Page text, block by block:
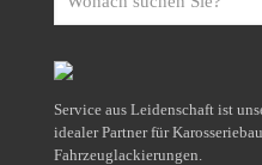
suchen
Service aus Leidenschaft ist
idealer Partner für
Fahrzeuglackierungen.